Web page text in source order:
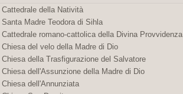
Cattedrale della Natività
Santa Madre Teodora di Sihla
Cattedrale romano-cattolica della Divina Provvidenza
Chiesa del velo della Madre di Dio
Chiesa della Trasfigurazione del Salvatore
Chiesa dell'Assunzione della Madre di Dio
Chiesa dell'Annunziata